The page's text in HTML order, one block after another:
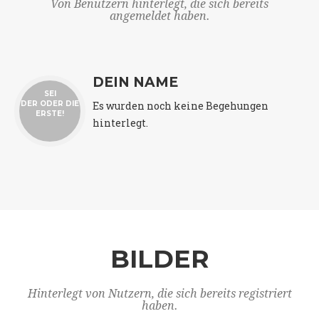
Von Benutzern hinterlegt, die sich bereits
angemeldet haben.
SEI
DER ODER DIE
ERSTE!
DEIN NAME
Es wurden noch keine Begehungen
hinterlegt.
BILDER
Hinterlegt von Nutzern, die sich bereits registriert
haben.